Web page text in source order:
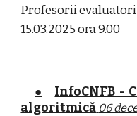
Profesorii
15.03.2025 ora 9.00
●
InfoCNFB -
algoritmică 06